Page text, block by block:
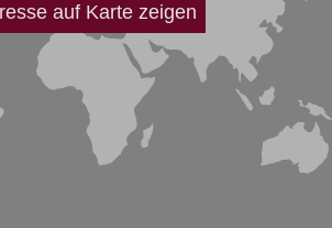
auf Karte zeigen